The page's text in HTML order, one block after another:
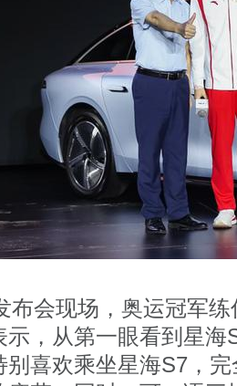
布会现场，奥运冠军
示，从第一眼看到星
别喜欢乘坐星海S7，